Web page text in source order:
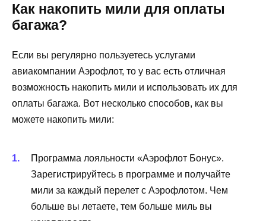
Как накопить мили для оплаты
багажа?
Если вы регулярно пользуетесь услугами
авиакомпании Аэрофлот, то у вас есть отличная
возможность накопить мили и использовать их для
оплаты багажа. Вот несколько способов, как вы
можете накопить мили:
Программа лояльности «Аэрофлот Бонус».
Зарегистрируйтесь в программе и получайте
мили за каждый перелет с Аэрофлотом. Чем
больше вы летаете, тем больше миль вы